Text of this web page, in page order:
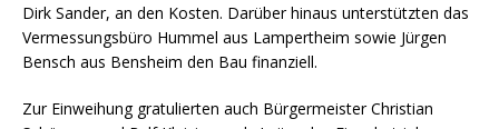
Dirk Sander, an den Kosten. Darüber hinaus unterstützten das
Vermessungsbüro Hummel aus Lampertheim sowie Jürgen
Bensch aus Bensheim den Bau finanziell.
Zur Einweihung gratulierten auch Bürgermeister Christian